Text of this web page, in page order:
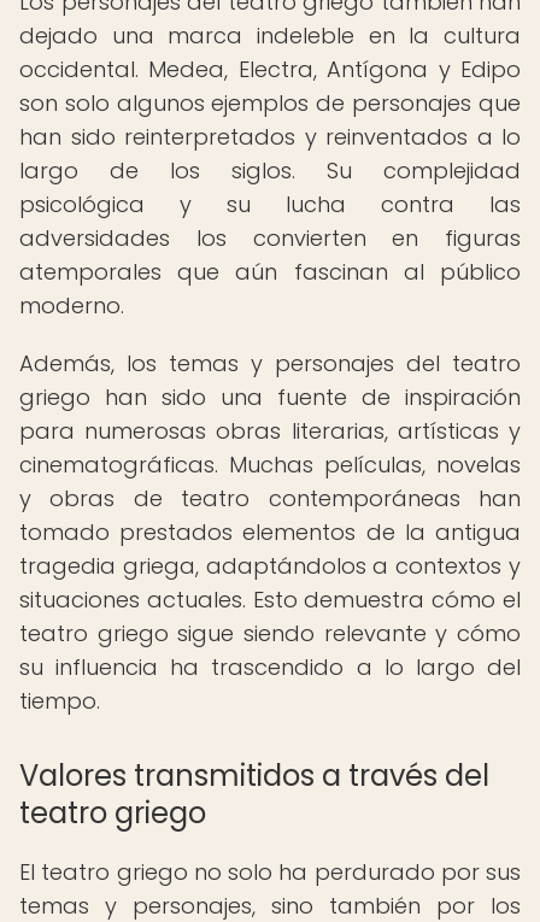
dejado una marca indeleble en la cultura
occidental. Medea, Electra, Antígona y Edipo
son solo algunos ejemplos de personajes que
han sido reinterpretados y reinventados a lo
largo de los siglos. Su complejidad
psicológica y su lucha contra las
adversidades los convierten en figuras
atemporales que aún fascinan al público
moderno.
Además, los temas y personajes del teatro
griego han sido una fuente de inspiración
para numerosas obras literarias, artísticas y
cinematográficas. Muchas películas, novelas
y obras de teatro contemporáneas han
tomado prestados elementos de la antigua
tragedia griega, adaptándolos a contextos y
situaciones actuales. Esto demuestra cómo el
teatro griego sigue siendo relevante y cómo
su influencia ha trascendido a lo largo del
tiempo.
Valores transmitidos a través del
teatro griego
El teatro griego no solo ha perdurado por sus
temas y personajes, sino también por los